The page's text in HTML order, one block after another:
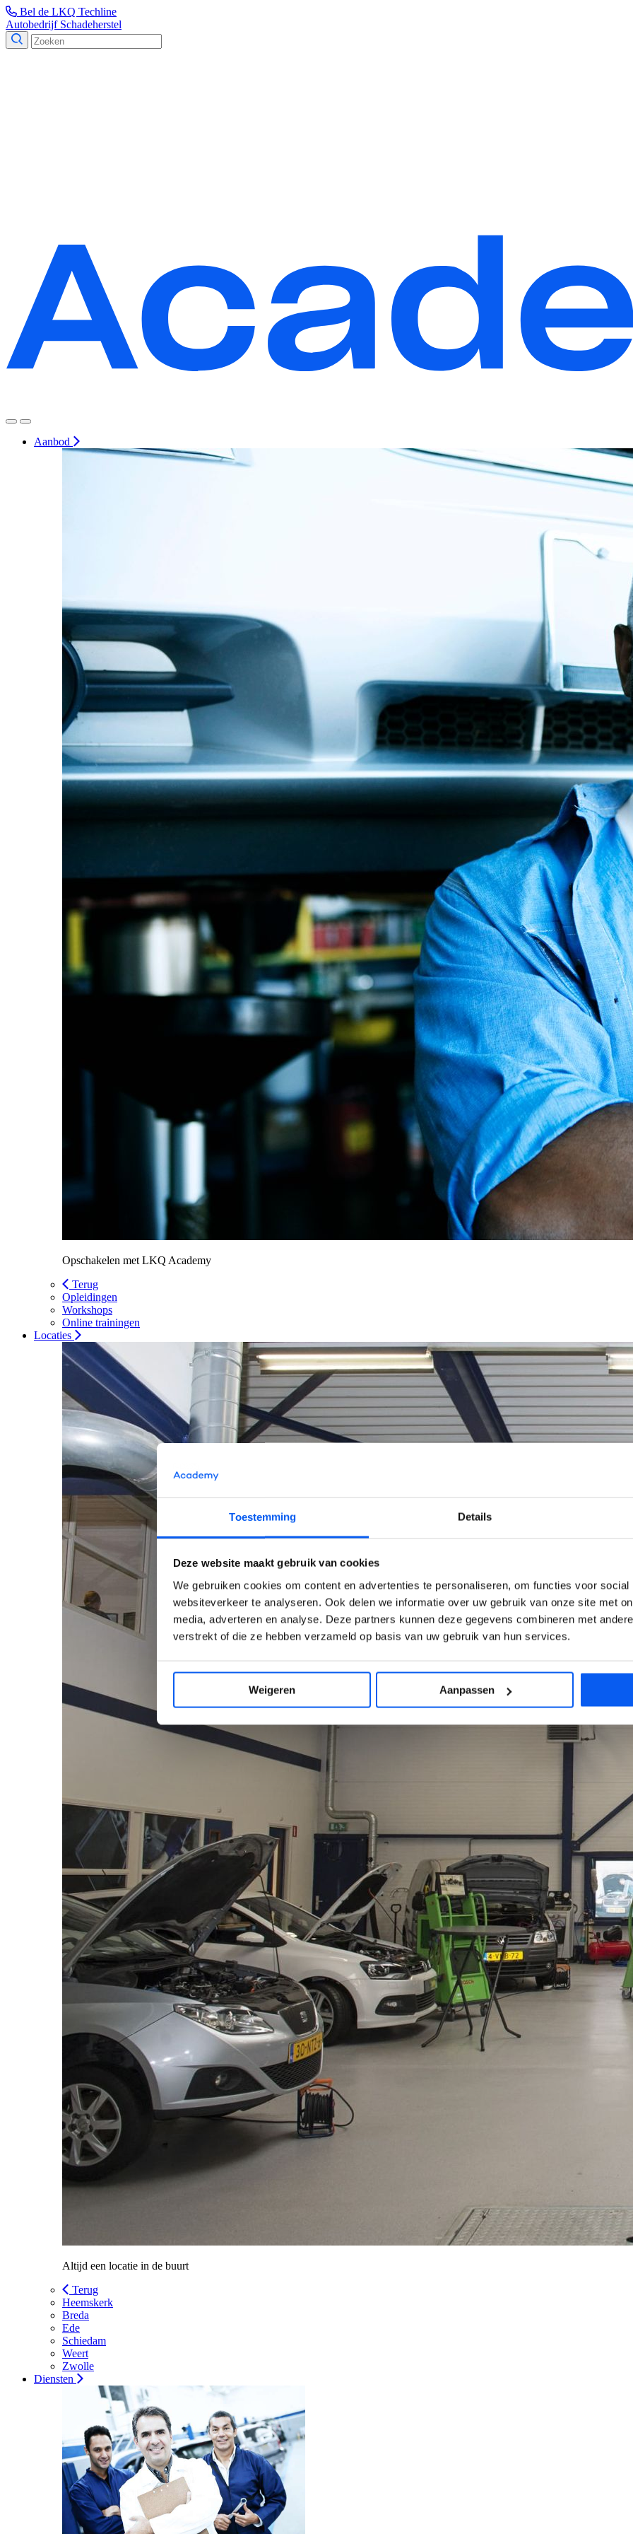
Toestemming Details
Deze website maakt gebruik van cookies
We gebruiken cookies om content en advertenties te personaliseren, om functies voor
websiteverkeer te analyseren. Ook delen we informatie over uw gebruik van onze site met
media, adverteren en analyse. Deze partners kunnen deze gegevens combineren met
verstrekt of die ze hebben verzameld op basis van uw gebruik van hun services.
Weigeren Aanpassen
Bel de LKQ Techline
Autobedrijf Schadeherstel
Aanbod
Opschakelen met LKQ Academy
Terug
Opleidingen
Workshops
Online trainingen
Locaties
Altijd een locatie in de buurt
Terug
Heemskerk
Breda
Ede
Schiedam
Weert
Zwolle
Diensten